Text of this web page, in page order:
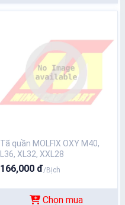
Tã quần MOLFIX OXY M40,
L36, XL32, XXL28
166,000 đ/Bịch
Chọn mua